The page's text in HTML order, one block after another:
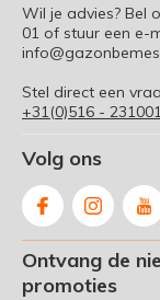
Wil je advies? Bel
01 of stuur een e-
Stel direct een
+31(0)516 -
Volg ons
Ontvang de
promoties